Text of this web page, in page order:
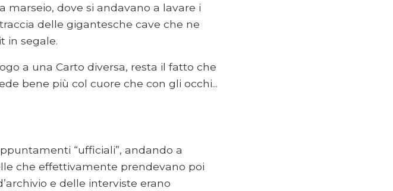
marseio, dove si andavano a lavare i
delle gigantesche cave che ne
in segale.
a una Carto diversa, resta il fatto che
bene più col cuore che con gli occhi...
“ufficiali”, andando a
che effettivamente prendevano poi
e delle interviste erano